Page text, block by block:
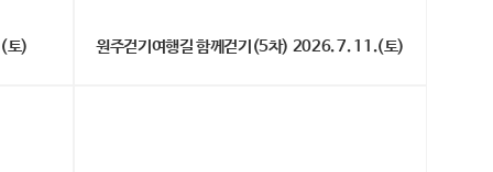
토) 원주걷기여행길 함께걷기(5차) 2026. 7. 11.(토)